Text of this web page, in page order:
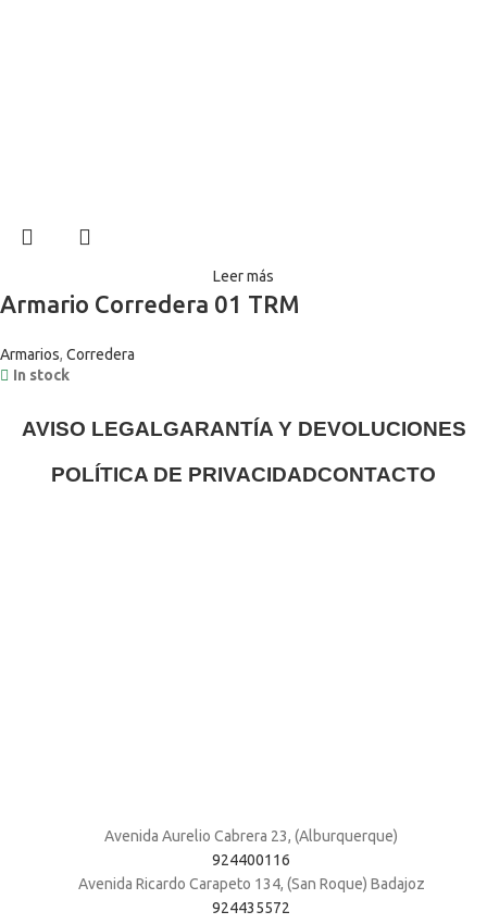
Leer más
Armario Corredera 01 TRM
Armarios, Corredera
In stock
AVISO LEGALGARANTÍA Y DEVOLUCIONES
POLÍTICA DE PRIVACIDADCONTACTO
Avenida Aurelio Cabrera 23, (Alburquerque)
924400116
Avenida Ricardo Carapeto 134, (San Roque) Badajoz
924435572